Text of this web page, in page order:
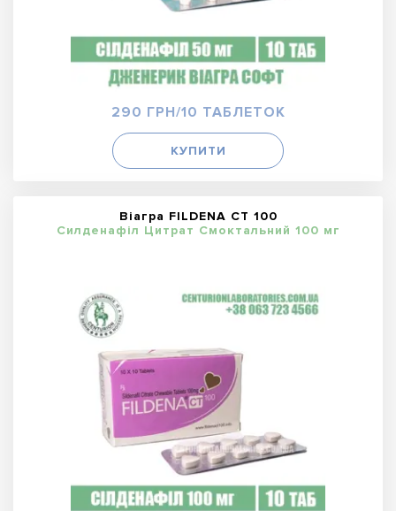
290 ГРН/10 ТАБЛЕТОК
КУПИТИ
Віагра FILDENA CT 100
Силденафіл Цитрат Смоктальний 100 мг